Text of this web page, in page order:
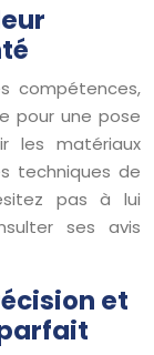
compétences,
pour une pose
les matériaux
techniques de
pas à lui
ses avis
et